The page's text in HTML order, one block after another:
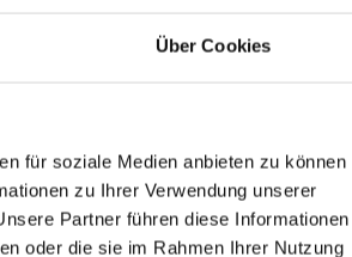
Über Cookies
für soziale Medien anbieten zu können
zu Ihrer Verwendung unserer
Partner führen diese Informationen
oder die sie im Rahmen Ihrer Nutzung